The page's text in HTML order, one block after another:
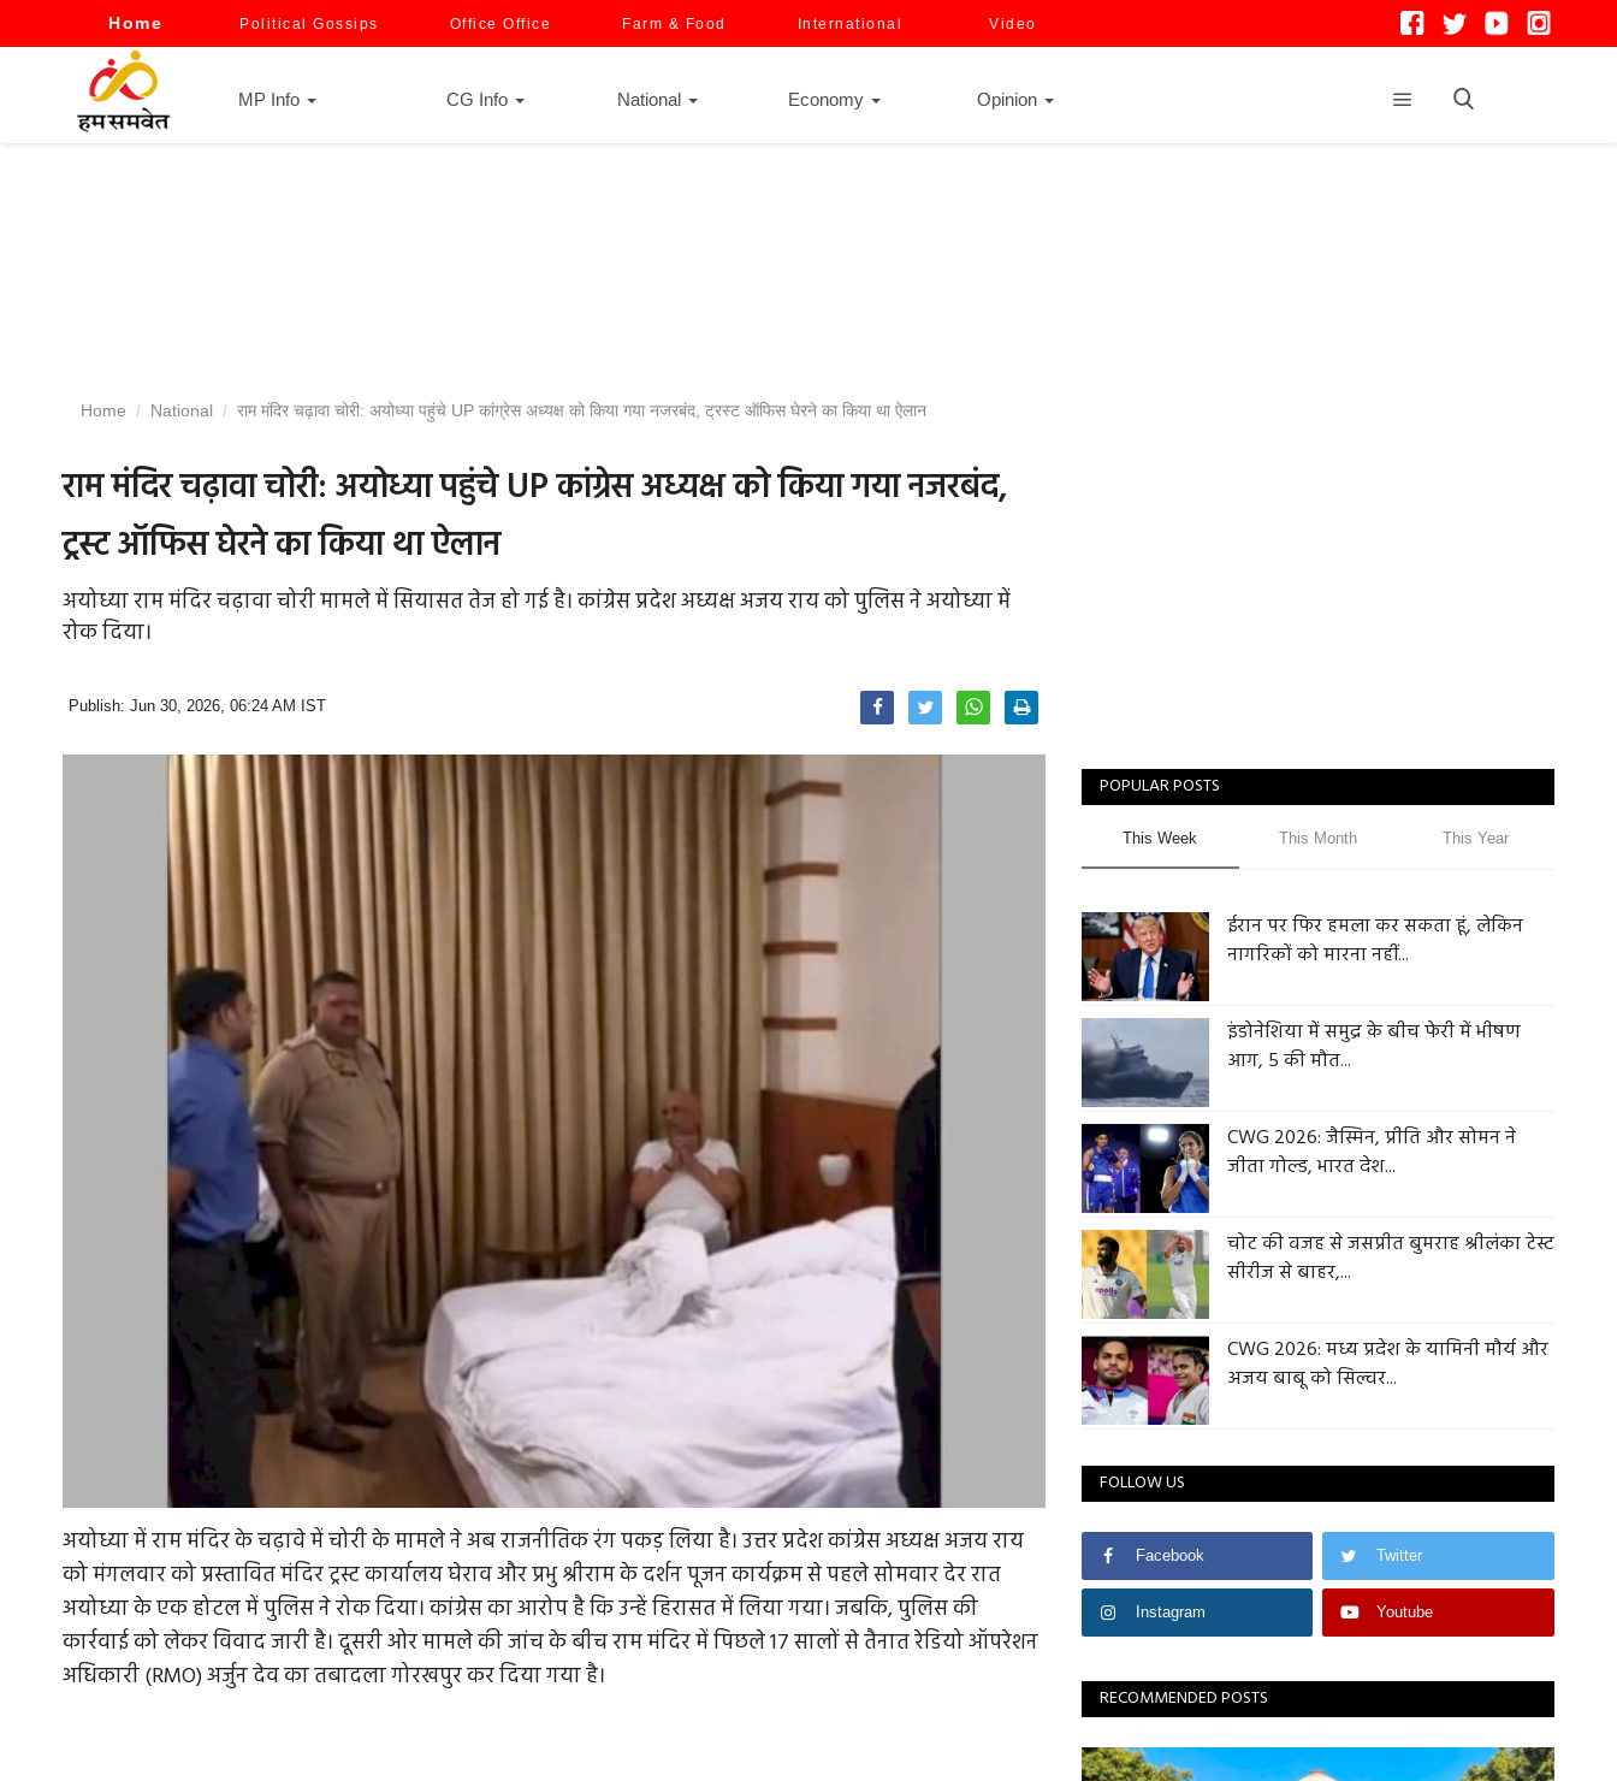
Home Political Gossips Office Office Farm & Food International Video
MP Info CG Info National Economy Opinion
Home National राम मंदिर चढ़ावा चोरी: अयोध्या पहुंचे UP कांग्रेस अध्यक्ष को किया गया नजरबंद, ट्रस्ट ऑफिस घेरने का किया था ऐलान
राम मंदिर चढ़ावा चोरी: अयोध्या पहुंचे UP कांग्रेस अध्यक्ष को किया गया नजरबंद,
ट्रस्ट ऑफिस घेरने का किया था ऐलान
अयोध्या राम मंदिर चढ़ावा चोरी मामले में सियासत तेज हो गई है। कांग्रेस प्रदेश अध्यक्ष अजय राय को पुलिस ने अयोध्या में
रोक दिया।
Publish: Jun 30, 2026, 06:24 AM IST
अयोध्या में राम मंदिर के चढ़ावे में चोरी के मामले ने अब राजनीतिक रंग पकड़ लिया है। उत्तर प्रदेश कांग्रेस अध्यक्ष अजय राय
को मंगलवार को प्रस्तावित मंदिर ट्रस्ट कार्यालय घेराव और प्रभु श्रीराम के दर्शन पूजन कार्यक्रम से पहले सोमवार देर रात
अयोध्या के एक होटल में पुलिस ने रोक दिया। कांग्रेस का आरोप है कि उन्हें हिरासत में लिया गया। जबकि, पुलिस की
कार्रवाई को लेकर विवाद जारी है। दूसरी ओर मामले की जांच के बीच राम मंदिर में पिछले 17 सालों से तैनात रेडियो ऑपरेशन
अधिकारी (RMO) अर्जुन देव का तबादला गोरखपुर कर दिया गया है।
POPULAR POSTS
This Week This Month This Year
ईरान पर फिर हमला कर सकता हूं, लेकिन
नागरिकों को मारना नहीं...
इंडोनेशिया में समुद्र के बीच फेरी में भीषण
आग, 5 की मौत...
CWG 2026: जैस्मिन, प्रीति और सोमन ने
जीता गोल्ड, भारत देश...
चोट की वजह से जसप्रीत बुमराह श्रीलंका टेस्ट
सीरीज से बाहर,...
CWG 2026: मध्य प्रदेश के यामिनी मौर्य और
अजय बाबू को सिल्वर...
FOLLOW US
Facebook Twitter
Instagram Youtube
RECOMMENDED POSTS